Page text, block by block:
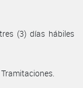
(3) días hábiles